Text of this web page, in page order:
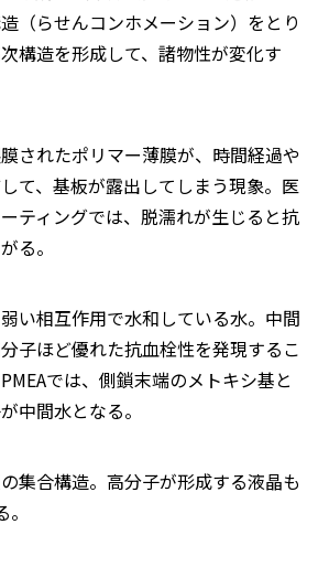
（らせんコンホメーション）をとり
構造を形成して、諸物性が変化す
されたポリマー薄膜が、時間経過や
て、基板が露出してしまう現象。医
ティングでは、脱濡れが生じると抗
る。
い相互作用で水和している水。中間
子ほど優れた抗血栓性を発現するこ
では、側鎖末端のメトキシ基と
中間水となる。
集合構造。高分子が形成する液晶も